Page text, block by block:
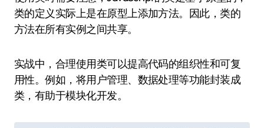
类的定义实际上是在原型上添加方法。因此，类的
方法在所有实例之间共享。
实战中，合理使用类可以提高代码的组织性和可复
用性。例如，将用户管理、数据处理等功能封装成
类，有助于模块化开发。